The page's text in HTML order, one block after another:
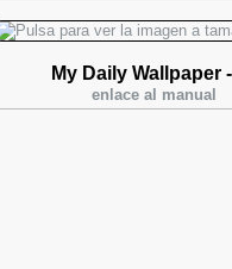
My Daily Wallpaper
enlace al manual